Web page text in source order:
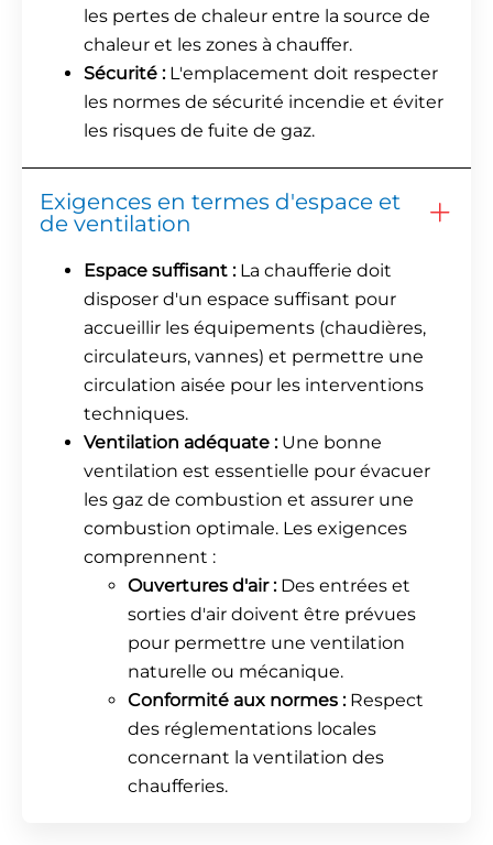
les pertes de chaleur entre la source de
chaleur et les zones à chauffer.
Sécurité :L'emplacement doit respecter
les normes de sécurité incendie et éviter
les risques de fuite de gaz.
Exigences en termes d'espace et
de ventilation
Espace suffisant :La chaufferie doit
disposer d'un espace suffisant pour
accueillir les équipements (chaudières,
circulateurs, vannes) et permettre une
circulation aisée pour les interventions
techniques.
Ventilation adéquate :Une bonne
ventilation est essentielle pour évacuer
les gaz de combustion et assurer une
combustion optimale. Les exigences
comprennent :
Ouvertures d'air :Des entrées et
sorties d'air doivent être prévues
pour permettre une ventilation
naturelle ou mécanique.
Conformité aux normes :Respect
des réglementations locales
concernant la ventilation des
chaufferies.